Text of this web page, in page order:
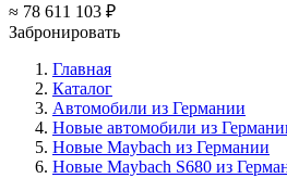
≈ 78 611 103 ₽
Забронировать
Главная
Каталог
Автомобили из Германии
Новые автомобили из
Новые Maybach из Германии
Новые Maybach S680 из